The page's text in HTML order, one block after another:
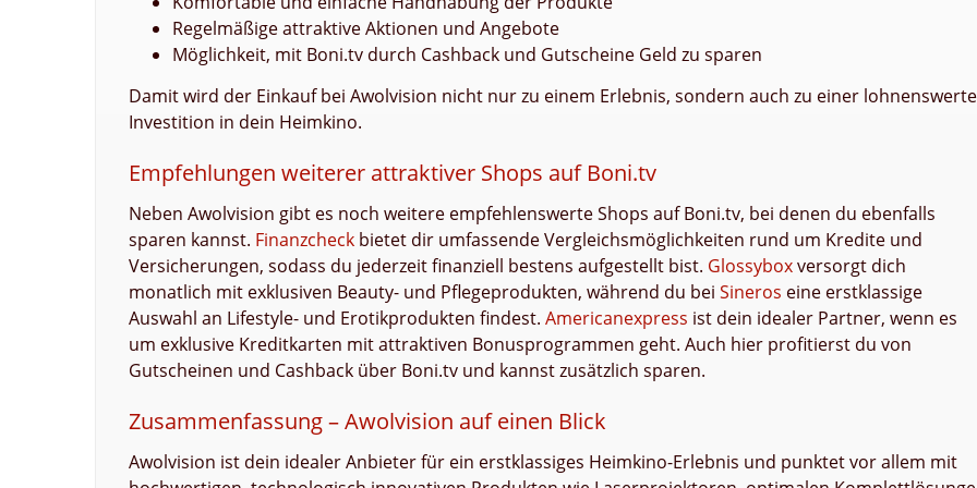
Regelmäßige attraktive Aktionen und Angebote
Möglichkeit, mit Boni.tv durch Cashback und Gutscheine Geld zu sparen
Damit wird der Einkauf bei Awolvision nicht nur zu einem Erlebnis, sondern auch zu einer
Investition in dein Heimkino.
Empfehlungen weiterer attraktiver Shops auf Boni.tv
Neben Awolvision gibt es noch weitere empfehlenswerte Shops auf Boni.tv, bei denen du ebenfalls
sparen kannst. Finanzcheck bietet dir umfassende Vergleichsmöglichkeiten rund um Kredite und
Versicherungen, sodass du jederzeit finanziell bestens aufgestellt bist. Glossyboxversorgt dich
monatlich mit exklusiven Beauty- und Pflegeprodukten, während du bei Sineros eine erstklassige
Auswahl an Lifestyle- und Erotikprodukten findest. Americanexpress ist dein idealer Partner, wenn es
um exklusive Kreditkarten mit attraktiven Bonusprogrammen geht. Auch hier profitierst du von
Gutscheinen und Cashback über Boni.tv und kannst zusätzlich sparen.
Zusammenfassung – Awolvision auf einen Blick
Awolvision ist dein idealer Anbieter für ein erstklassiges Heimkino-Erlebnis und punktet vor allem mit